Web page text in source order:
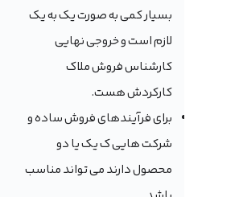
بسیار کمی به صورت یک به یک
لازم است و خروجی نهایی
کارشناس فروش ملاک
کارکردش هست.
برای فرآیندهای فروش ساده و
شرکت هایی ک یک یا دو
محصول دارند می تواند مناسب